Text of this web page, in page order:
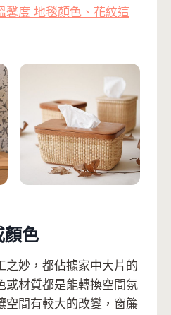
馨度 地毯顏色、花紋這
顏色
之妙，都佔據家中大片的
或材質都是能轉換空間氛
空間有較大的改變，窗簾